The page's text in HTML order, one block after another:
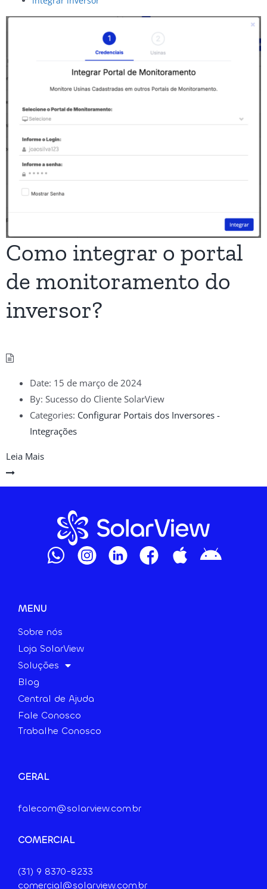
Como integrar o portal
de monitoramento do
inversor?
Date: 15 de março de 2024
By: Sucesso do Cliente SolarView
Categories: Configurar Portais dos Inversores -
Integrações
Leia Mais
MENU
Sobre nós
Loja SolarView
Soluções
Blog
Central de Ajuda
Fale Conosco
Trabalhe Conosco
GERAL
falecom@solarview.com.br
COMERCIAL
(31) 9 8370-8233
comercial@solarview.com.br